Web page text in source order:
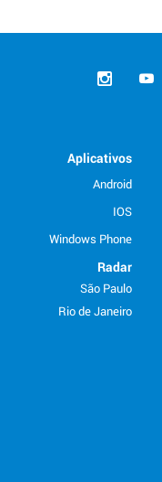
Aplicativos
Android
IOS
Windows Phone
Radar
São Paulo
Rio de Janeiro